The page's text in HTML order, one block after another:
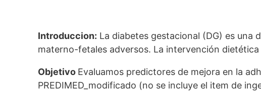
Introduccion: La diabetes gestacional (DG) es una
materno-fetales adversos. La intervención
Objetivo Evaluamos predictores de mejora en la
PREDIMED_modificado (no se incluye el item de